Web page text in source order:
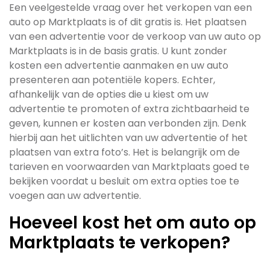
Een veelgestelde vraag over het verkopen van een
auto op Marktplaats is of dit gratis is. Het plaatsen
van een advertentie voor de verkoop van uw auto op
Marktplaats is in de basis gratis. U kunt zonder
kosten een advertentie aanmaken en uw auto
presenteren aan potentiële kopers. Echter,
afhankelijk van de opties die u kiest om uw
advertentie te promoten of extra zichtbaarheid te
geven, kunnen er kosten aan verbonden zijn. Denk
hierbij aan het uitlichten van uw advertentie of het
plaatsen van extra foto’s. Het is belangrijk om de
tarieven en voorwaarden van Marktplaats goed te
bekijken voordat u besluit om extra opties toe te
voegen aan uw advertentie.
Hoeveel kost het om auto op
Marktplaats te verkopen?